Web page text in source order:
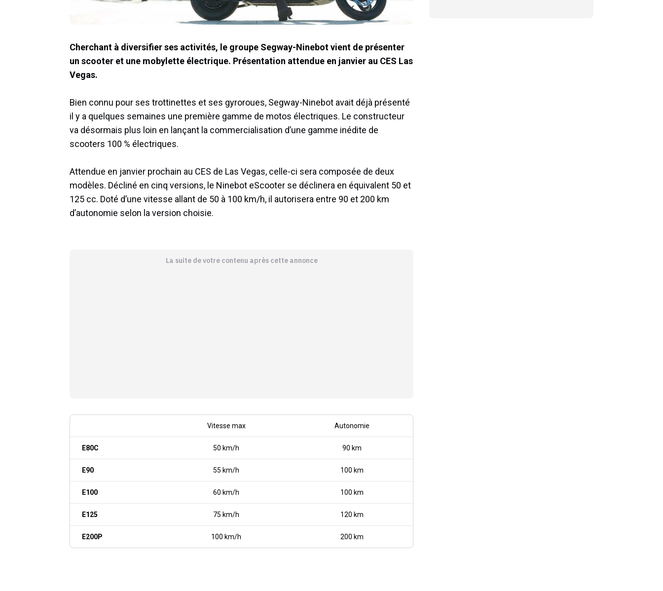
Cherchant à diversifier ses activités, le groupe Segway-Ninebot vient de présenter
un scooter et une mobylette électrique. Présentation attendue en janvier au CES Las
Vegas.
Bien connu pour ses trottinettes et ses gyroroues, Segway-Ninebot avait déjà présenté
il y a quelques semaines une première gamme de motos électriques. Le constructeur
va désormais plus loin en lançant la commercialisation d’une gamme inédite de
scooters 100 % électriques.
Attendue en janvier prochain au CES de Las Vegas, celle-ci sera composée de deux
modèles. Décliné en cinq versions, le Ninebot eScooter se déclinera en équivalent 50 et
125 cc. Doté d’une vitesse allant de 50 à 100 km/h, il autorisera entre 90 et 200 km
d’autonomie selon la version choisie.
La suite de votre contenu après cette annonce
Vitesse max Autonomie
E80C 50 km/h 90 km
E90 55 km/h 100 km
E100 60 km/h 100 km
E125 75 km/h 120 km
E200P 100 km/h 200 km